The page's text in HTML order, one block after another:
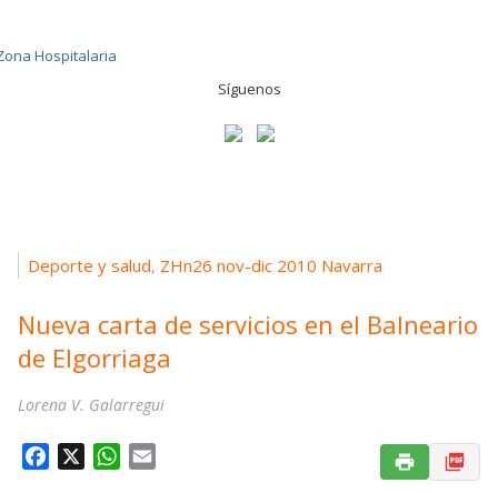
Síguenos
Deporte y salud, ZHn26 nov-dic 2010 Navarra
Nueva carta de servicios en el Balneario
de Elgorriaga
Lorena V. Galarregui
W